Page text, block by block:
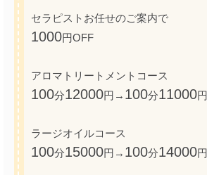
セラピストお任せのご案内で
1000円OFF
アロマトリートメントコース
100分12000円→ 100分11000円
ラージオイルコース
100分15000円→ 100分14000円